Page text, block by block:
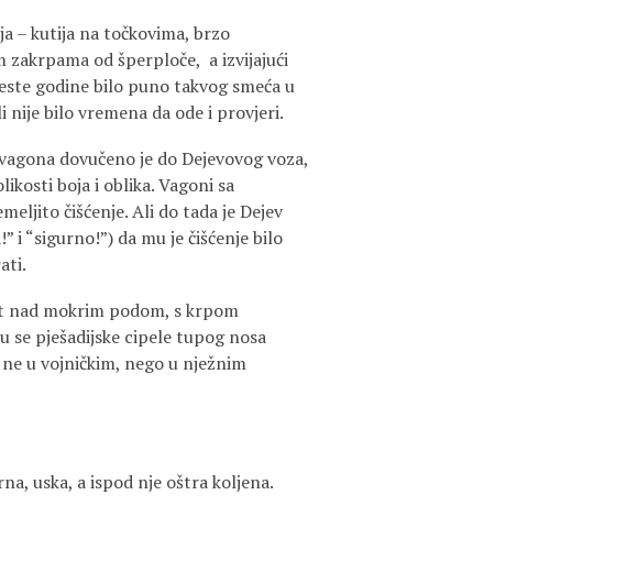
– kutija na točkovima, brzo
od šperploče, a izvijajući
godine bilo puno takvog smeća u
nije bilo vremena da ode i provjeri.
dovučeno je do Dejevovog voza,
boja i oblika. Vagoni sa
čišćenje. Ali do tada je Dejev
i “sigurno!”) da mu je čišćenje bilo
mokrim podom, s krpom
se pješadijske cipele tupog nosa
u vojničkim, nego u nježnim
uska, a ispod nje oštra koljena.